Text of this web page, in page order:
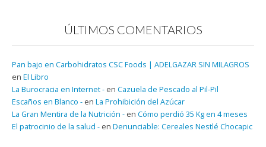
ÚLTIMOS COMENTARIOS
Pan bajo en Carbohidratos CSC Foods | ADELGAZAR SIN MILAGROS
en El Libro
La Burocracia en Internet - en Cazuela de Pescado al Pil-Pil
Escaños en Blanco - en La Prohibición del Azúcar
La Gran Mentira de la Nutrición - en Cómo perdió 35 Kg en 4 meses
El patrocinio de la salud - en Denunciable: Cereales Nestlé Chocapic